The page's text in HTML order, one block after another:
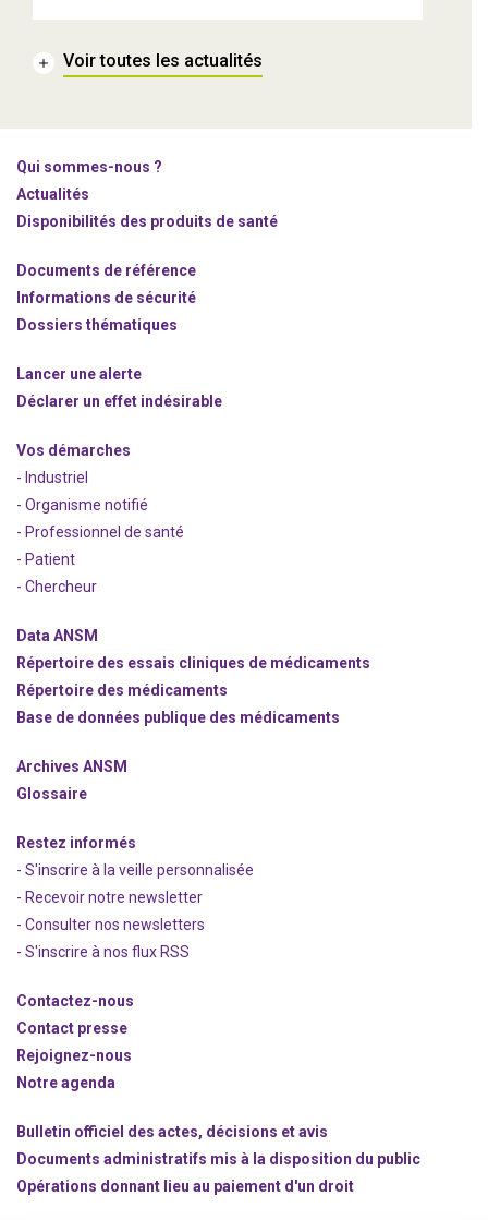
Voir toutes les actualités
Qui sommes-nous ?
Actualités
Disponibilités des produits de santé
Documents de référence
Informations de sécurité
Dossiers thématiques
Lancer une alerte
Déclarer un effet indésirable
Vos démarches
- Industriel
- Organisme notifié
- Professionnel de santé
- Patient
- Chercheur
Data ANSM
Répertoire des essais cliniques de médicaments
Répertoire des médicaments
Base de données publique des médicaments
Archives ANSM
Glossaire
Restez informés
- S'inscrire à la veille personnalisée
- Recevoir notre newsletter
- Consulter nos newsletters
- S'inscrire à nos flux RSS
Contactez-nous
Contact presse
Rejoignez-nous
Notre agenda
Bulletin officiel des actes, décisions et avis
Documents administratifs mis à la disposition du public
Opérations donnant lieu au paiement d'un droit